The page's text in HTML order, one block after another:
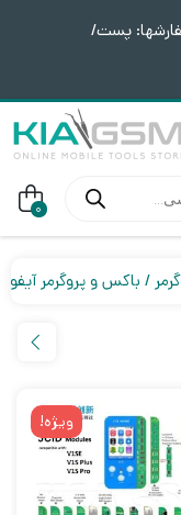
پست/
0
باکس و پروگرمر آیفون
ویژه!